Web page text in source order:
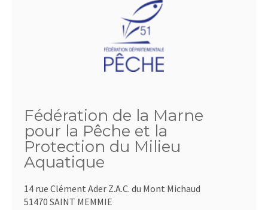
Fédération de la Marne
pour la Pêche et la
Protection du Milieu
Aquatique
14 rue Clément Ader Z.A.C. du Mont Michaud
51470 SAINT MEMMIE